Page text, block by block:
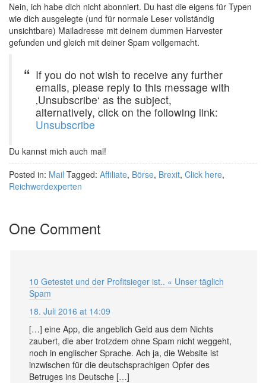
Nein, ich habe dich nicht abonniert. Du hast die eigens für Typen
wie dich ausgelegte (und für normale Leser vollständig
unsichtbare) Mailadresse mit deinem dummen Harvester
gefunden und gleich mit deiner Spam vollgemacht.
If you do not wish to receive any further
emails, please reply to this message with
‚Unsubscribe‘ as the subject,
alternatively, click on the following link:
Unsubscribe
Du kannst mich auch mal!
Posted in: Mail Tagged: Affiliate, Börse, Brexit, Click here,
Reichwerdexperten
One Comment
10 Getestet und der Profitsieger ist.. « Unser täglich
Spam
18. Juli 2016 at 14:09
[…] eine App, die angeblich Geld aus dem Nichts
zaubert, die aber trotzdem ohne Spam nicht weggeht,
noch in englischer Sprache. Ach ja, die Website ist
inzwischen für die deutschsprachigen Opfer des
Betruges ins Deutsche […]